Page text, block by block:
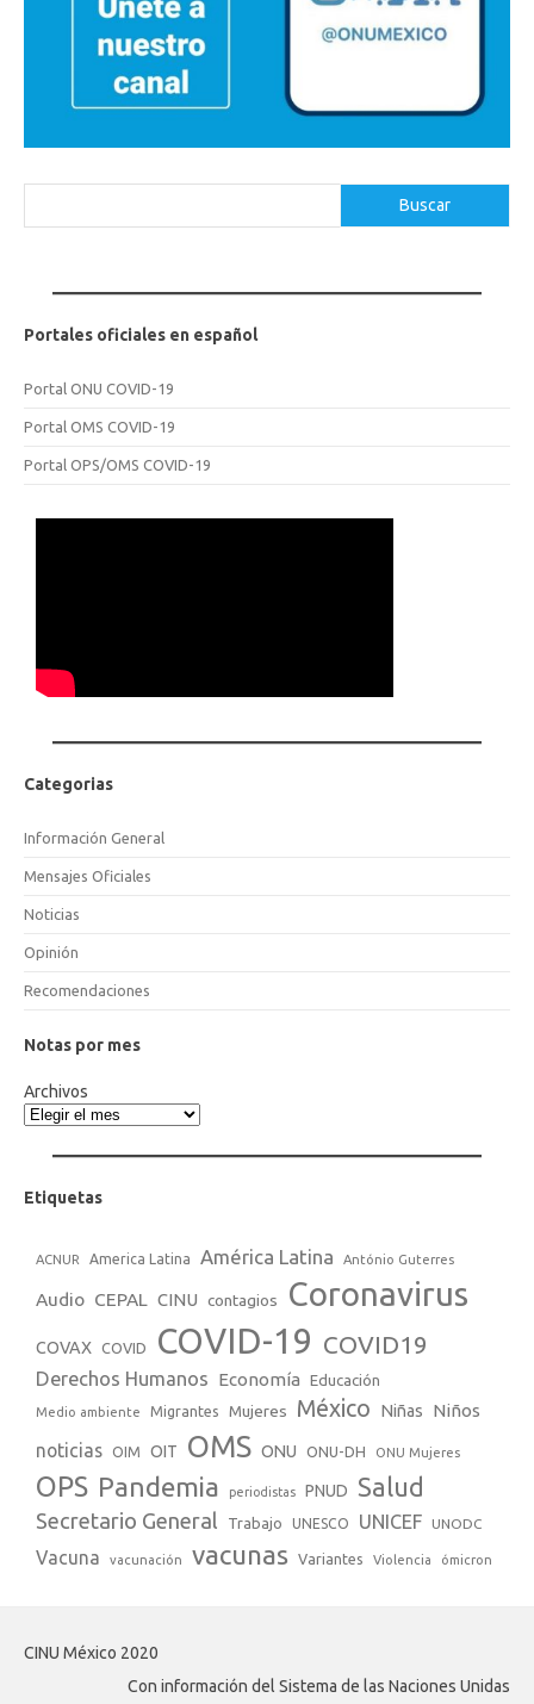
Buscar
Portales oficiales en español
Portal ONU COVID-19
Portal OMS COVID-19
Portal OPS/OMS COVID-19
Categorias
Información General
Mensajes Oficiales
Noticias
Opinión
Recomendaciones
Notas por mes
Archivos
Etiquetas
ACNUR America Latina América Latina António Guterres
Audio CEPAL CINU contagios Coronavirus
COVAX COVID COVID-19 COVID19
Derechos Humanos Economía Educación
Medio ambiente Migrantes Mujeres México Niñas Niños
noticias OIM OIT OMS ONU ONU-DH ONU Mujeres
OPS Pandemia periodistas PNUD Salud
Secretario General Trabajo UNESCO UNICEF UNODC
Vacuna vacunación vacunas Variantes Violencia ómicron
CINU México 2020
Con información del Sistema de las Naciones Unidas